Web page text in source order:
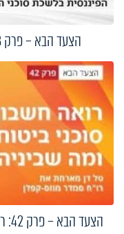
הצעד הבא – פרק 43: נשים מובילות בעולם הפיננסי
הצעד הבא – פרק 42: רואה חשבון, סוכני ביטוח ומה שביניהם